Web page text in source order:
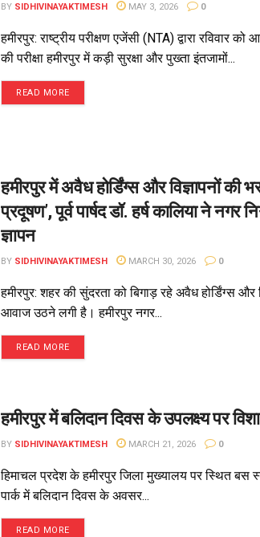
BY SIDHIVINAYAKTIMESH MAY 3, 2026 0
हमीरपुर: राष्ट्रीय परीक्षण एजेंसी (NTA) द्वारा रविवार
की परीक्षा हमीरपुर में कड़ी सुरक्षा और पुख्ता इंतजामों...
READ MORE
हमीरपुर में अवैध होर्डिंग्स और विज्ञापनों की
प्रदूषण’, पूर्व पार्षद डॉ. हर्ष कालिया ने नगर
ज्ञापन
BY SIDHIVINAYAKTIMESH MARCH 30, 2026 0
हमीरपुर: शहर की सुंदरता को बिगाड़ रहे अवैध होर्डिंग्स
आवाज उठने लगी है। हमीरपुर नगर...
READ MORE
हमीरपुर में बलिदान दिवस के उपलक्ष्य पर
BY SIDHIVINAYAKTIMESH MARCH 21, 2026 0
हिमाचल प्रदेश के हमीरपुर जिला मुख्यालय पर स्थित बस
पार्क में बलिदान दिवस के अवसर...
READ MORE